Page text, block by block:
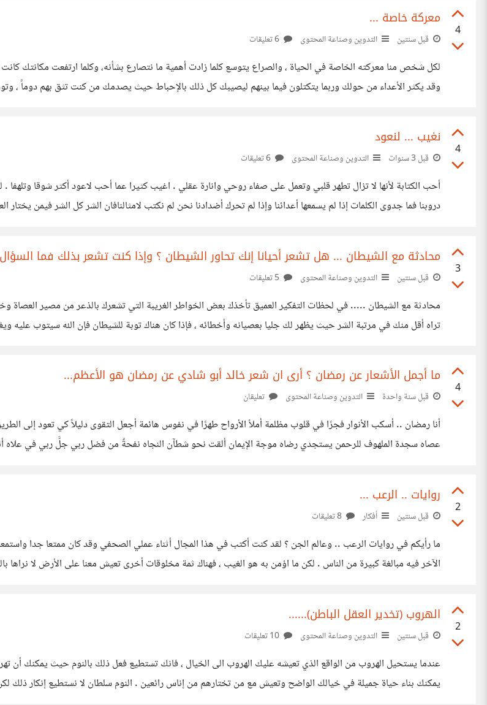
4
معركة خاصة ...
قبل سنتين التدوين وصناعة المحتوى
لكل شخص منا معركته الخاصة في الحياة ، والصراع يتوسع كلما زادت أهمية ما نتصارع بشأنه، وكلما ارتفعت مكانتك
وقد يكثر الأعداء من حولك وربما يتكتلون فيما بينهم ليصيبك كل ذلك بالإحباط حيث يصدمك من كنت تثق بهم دوماً ،
4
نغيب ... لنعود
قبل 3 سنوات التدوين وصناعة المحتوى
أحب الكتابة لأنها لا تزال تطهر قلبي وتعمل على صفاء روحي وانارة عقلي . اغيب كثيرا عما أحب لاعود أكثر شوقا وتلهفا .
دروبنا فما جدوى الكلمات إذا لم يسمعها أعدائنا وإذا لم تحرك أضدادنا نحن لم نكتب لامثالنافان الشر كل الشر فيمن
3
محادثة مع الشيطان ... هل تشعر أحيانا إنك تحاور الشيطان ؟ وإذا كنت تشعر بذلك فما
قبل سنتين التدوين وصناعة المحتوى
محادثة مع الشيطان ..... في لحظات التفكير العميق تأخذك بعض الخواطر الغريبة التي تشعرك بالذعر من مصير العصاة
تراه أقل منك في مرتبة الشر حيث يظهر لك جليا بعصيانه وأخطائه ، فإذا كان هناك توبة للشيطان فإن الله سيتوب عليه
4
ما أجمل الأشعار عن رمضان ؟ أرى ان شعر خالد أبو شادي عن رمضان هو الأعظم...
قبل سنة واحدة التدوين وصناعة المحتوى تعليقان
2
روايات .. الرعب ...
قبل سنتين أفكار
ما رأيكم في روايات الرعب .. وعالم الجن ؟ لقد كنت أكتب في هذا المجال أثناء عملي الصحفي وقد كان ممتعا جدا
الآخر فيه مبالغة كبيرة من الناس . لكن ما اؤمن به هو الغيب ، فهناك ثمة مخلوقات أخرى تعيش معنا على الأرض لا نراها
2
الهروب (تخدير العقل الباطن)......
قبل سنتين التدوين وصناعة المحتوى
عندما يستحيل الهروب من الواقع الذي تعيشه عليك الهروب الى الخيال ، فانك تستطيع فعل ذلك بالنوم حيث يمكنك
يمكنك بناء حياة جميلة في خيالك الواضح وتعيش مع من تختارهم من إناس رائعين . النوم سلطان لا نستطيع إنكار ذلك لكن